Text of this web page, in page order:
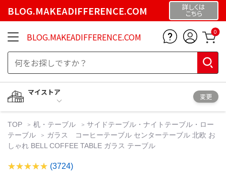
BLOG.MAKEADIFFERENCE.COM 詳しくは
こちら
BLOG.MAKEADIFFERENCE.COM 0
マイストア
変更
TOP 机・テーブル
サイドテーブル・ナイトテーブル・ロー
テーブル
ガラス コーヒーテーブル センターテーブル 北欧 お
しゃれ BELL COFFEE TABLE ガラス テーブル
(3724)